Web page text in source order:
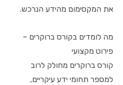
את המקסימום מהידע הנרכש.
מה לומדים בקורס ברוקרים –
פירוט מקצועי
קורס ברוקרים מחולק לרוב
למספר תחומי ידע עיקריים,